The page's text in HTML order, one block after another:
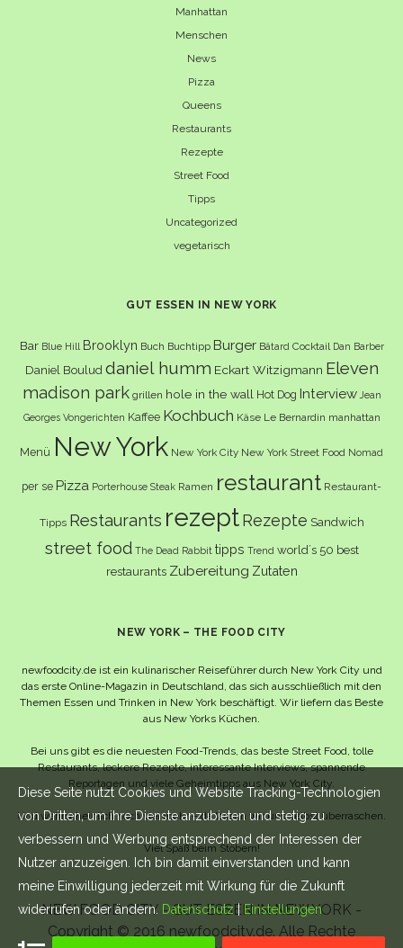
Manhattan
Menschen
News
Pizza
Queens
Restaurants
Rezepte
Street Food
Tipps
Uncategorized
vegetarisch
GUT ESSEN IN NEW YORK
Bar Blue Hill Brooklyn Buch Buchtipp Burger Bâtard Cocktail Dan Barber
Daniel Boulud daniel humm Eckart Witzigmann Eleven
madison park grillen hole in the wall Hot Dog Interview Jean
Georges Vongerichten Kaffee Kochbuch Käse Le Bernardin manhattan
Menü New York New York City New York Street Food Nomad
per se Pizza Porterhouse Steak Ramen restaurant Restaurant-
Tipps Restaurants rezept Rezepte Sandwich
street food The Dead Rabbit tipps Trend world´s 50 best
restaurants Zubereitung Zutaten
NEW YORK – THE FOOD CITY
newfoodcity.de ist ein kulinarischer Reiseführer durch New York City und
das erste Online-Magazin in Deutschland, das sich ausschließlich mit den
Themen Essen und Trinken in New York beschäftigt. Wir liefern das Beste
aus New Yorks Küchen.
Bei uns gibt es die neuesten Food-Trends, das beste Street Food, tolle
Restaurants, leckere Rezepte, interessante Interviews, spannende
Reportagen und viele Geheimtipps aus New York City.
Und wahrscheinlich noch viel mehr – da lassen wir uns selbst überraschen.
Viel Spaß beim Stöbern!
NEW FOOD CITY - GUT ESSEN IN NEW YORK -
Copyright © 2016 newfoodcity.de. Alle Rechte
Diese Seite nutzt Cookies und Website Tracking-Technologien
von Dritten, um ihre Dienste anzubieten und stetig zu
verbessern und Werbung entsprechend der Interessen der
Nutzer anzuzeigen. Ich bin damit einverstanden und kann
meine Einwilligung jederzeit mit Wirkung für die Zukunft
widerrufen oder ändern. Datenschutz| Einstellungen